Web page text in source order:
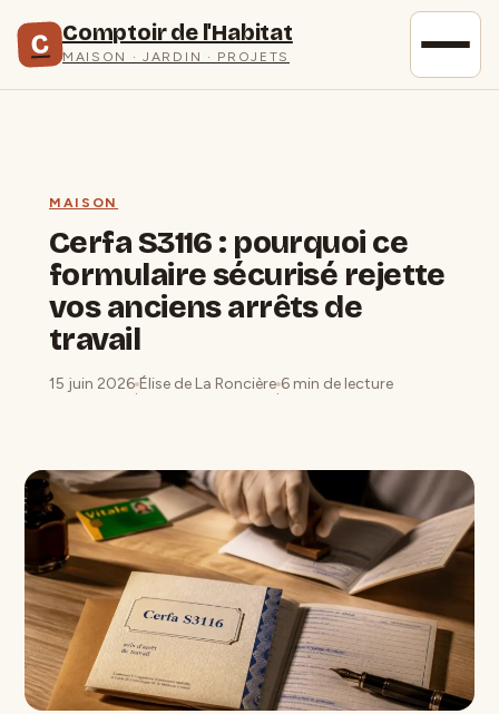
C Comptoir de l'Habitat
MAISON · JARDIN · PROJETS
MAISON
Cerfa S3116 : pourquoi ce
formulaire sécurisé rejette
vos anciens arrêts de
travail
15 juin 2026
·
Élise de La Roncière
·
6 min de lecture